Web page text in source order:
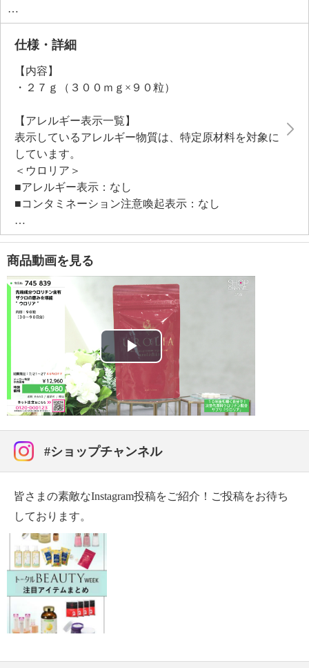
今注目のエラグ酸も摂ることができます。
仕様・詳細
【内容】
・２７ｇ（３００ｍｇ×９０粒）
【アレルギー表示一覧】
表示しているアレルギー物質は、特定原材料を対象に
しています。
＜ウロリア＞
■アレルギー表示：なし
■コンタミネーション注意喚起表示：なし
【期限表示】
・開封前：商品記載の通り
【何日／何ヶ月／何回分／何食分】
・３０〜９０日分 ※使用方法により異なる
【同梱書類】
【アレルギー表示一覧】
表示しているアレルギー物質は、特定原材料を対象に
しています。
＜ウロリア＞
■コンタミネーション注意喚起表示：なし
商品動画を見る
Play
Video
#ショップチャンネル
皆さまの素敵なInstagram投稿をご紹介！ご投稿をお待ち
しております。